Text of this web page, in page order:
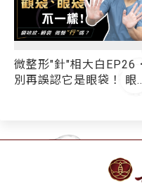
微整形"針"相大白EP26．
別再誤認它是眼袋！ 眼袋
術？